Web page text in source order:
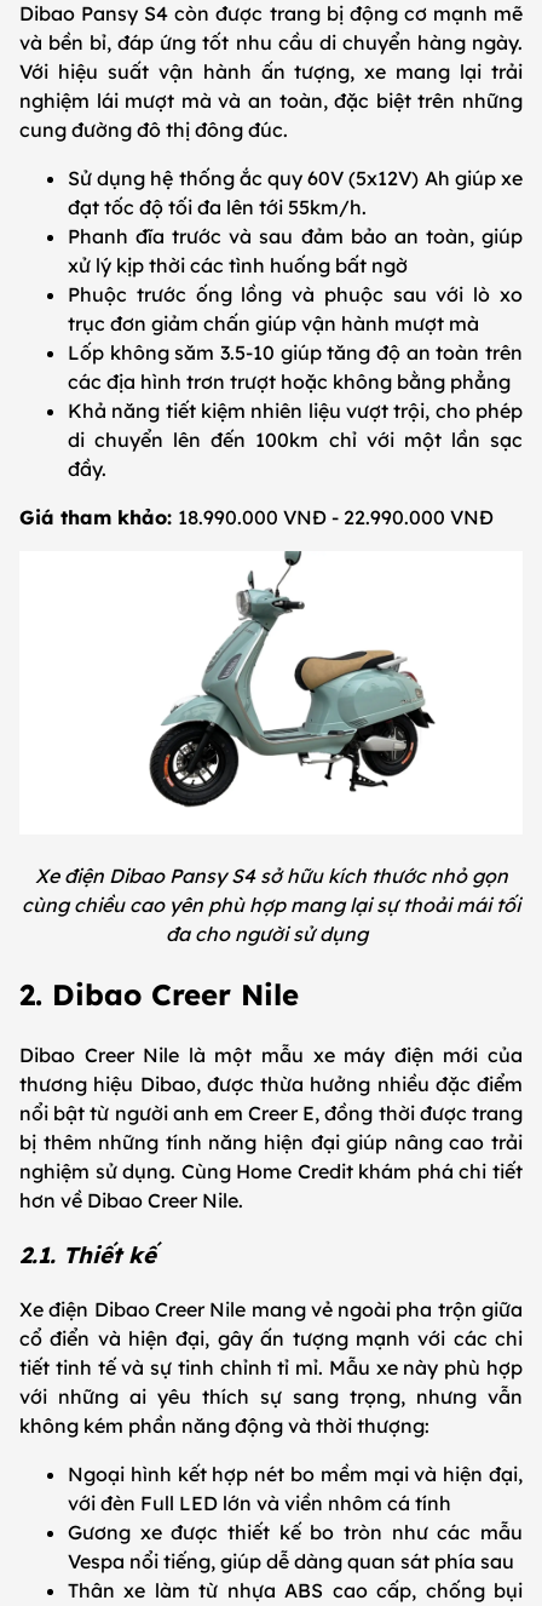
Dibao Pansy S4 còn được trang bị động cơ mạnh mẽ
và bền bỉ, đáp ứng tốt nhu cầu di chuyển hàng ngày.
Với hiệu suất vận hành ấn tượng, xe mang lại trải
nghiệm lái mượt mà và an toàn, đặc biệt trên những
cung đường đô thị đông đúc.
Sử dụng hệ thống ắc quy 60V (5x12V) Ah giúp xe
đạt tốc độ tối đa lên tới 55km/h.
Phanh đĩa trước và sau đảm bảo an toàn, giúp
xử lý kịp thời các tình huống bất ngờ
Phuộc trước ống lồng và phuộc sau với lò xo
trục đơn giảm chấn giúp vận hành mượt mà
Lốp không săm 3.5-10 giúp tăng độ an toàn trên
các địa hình trơn trượt hoặc không bằng phẳng
Khả năng tiết kiệm nhiên liệu vượt trội, cho phép
di chuyển lên đến 100km chỉ với một lần sạc
đầy.
Giá tham khảo: 18.990.000 VNĐ - 22.990.000 VNĐ
Xe điện Dibao Pansy S4 sở hữu kích thước nhỏ gọn
cùng chiều cao yên phù hợp mang lại sự thoải mái tối
đa cho người sử dụng
2. Dibao Creer Nile
Dibao Creer Nile là một mẫu xe máy điện mới của
thương hiệu Dibao, được thừa hưởng nhiều đặc điểm
nổi bật từ người anh em Creer E, đồng thời được trang
bị thêm những tính năng hiện đại giúp nâng cao trải
nghiệm sử dụng. Cùng Home Credit khám phá chi tiết
hơn về Dibao Creer Nile.
2.1. Thiết kế
Xe điện Dibao Creer Nile mang vẻ ngoài pha trộn giữa
cổ điển và hiện đại, gây ấn tượng mạnh với các chi
tiết tinh tế và sự tinh chỉnh tỉ mỉ. Mẫu xe này phù hợp
với những ai yêu thích sự sang trọng, nhưng vẫn
không kém phần năng động và thời thượng:
Ngoại hình kết hợp nét bo mềm mại và hiện đại,
với đèn Full LED lớn và viền nhôm cá tính
Gương xe được thiết kế bo tròn như các mẫu
Vespa nổi tiếng, giúp dễ dàng quan sát phía sau
Thân xe làm từ nhựa ABS cao cấp, chống bụi